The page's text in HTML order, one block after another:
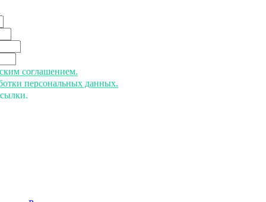
соглашением.
персональных данных.